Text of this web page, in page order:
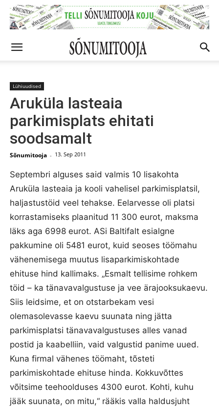
Lühiuudised
Aruküla lasteaia
parkimisplats ehitati
soodsamalt
Sõnumitooja - 13. Sep 2011
Septembri alguses said valmis 10 lisakohta
Aruküla lasteaia ja kooli vahelisel parkimisplatsil,
haljastustöid veel tehakse. Eelarvesse oli platsi
korrastamiseks plaanitud 11 300 eurot, maksma
läks aga 6998 eurot. ASi Baltifalt esialgne
pakkumine oli 5481 eurot, kuid seoses töömahu
vähenemisega muutus lisaparkimiskohtade
ehituse hind kallimaks. „Esmalt tellisime rohkem
töid – ka tänavavalgustuse ja vee ärajooksukaevu.
Siis leidsime, et on otstarbekam vesi
olemasolevasse kaevu suunata ning jätta
parkimisplatsi tänavavalgustuses alles vanad
postid ja kaabelliin, vaid valgustid panime uued.
Kuna firmal vähenes töömaht, tõsteti
parkimiskohtade ehituse hinda. Kokkuvõttes
võitsime teehoolduses 4300 eurot. Kohti, kuhu
jääk suunata, on mitu,“ rääkis valla haldusjuht